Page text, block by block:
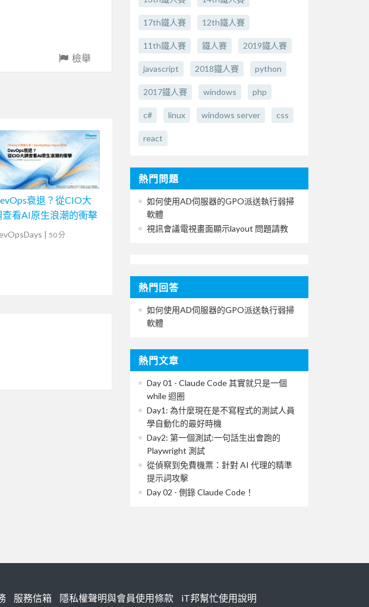
檢舉
衰退？從CIO大
查看AI原生浪潮的衝擊
| 50 分
17th鐵人賽 12th鐵人賽
11th鐵人賽 鐵人賽 2019鐵人賽
javascript 2018鐵人賽 python
2017鐵人賽 windows php
c# linux windows server css
react
熱門問題
如何使用AD伺服器的GPO派送執行弱掃
軟體
視訊會議電視畫面顯示layout 問題請教
熱門回答
如何使用AD伺服器的GPO派送執行弱掃
軟體
熱門文章
Day 01 - Claude Code 其實就只是一個
while 迴圈
Day1: 為什麼現在是不寫程式的測試人員
學自動化的最好時機
Day2: 第一個測試:一句話生出會跑的
Playwright 測試
從偵察到免費機票：針對 AI 代理的精準
提示詞攻擊
Day 02 - 側錄 Claude Code！
服務信箱 隱私權聲明與會員使用條款 iT邦幫忙使用說明